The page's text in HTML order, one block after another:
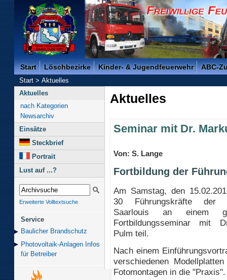
Freiwillige Feuerwehr der Kreisstadt Saarlouis -
Start Löschbezirke Kinder- & Jugendfeuerwehr ABC-
Start>Aktuelles
Aktuelles
nach Kategorien
Newsarchiv
Einsätze
Steckbrief
Portrait
Lust auf ...?
Erweiterte Volltextsuche
Service
Baulicher Brand­schutz
Photovoltaik-Anlagen Infos
für Betreiber
Aktuelles
Seminar mit Dr.
Von: S. Lange
Fortbildung der
Am Samstag, den
30 Führungskräfte der
Saarlouis an einem
Fortbildungsseminar mit
Pulm teil.
Nach einem
verschiedenen
Fotomontagen in die "Praxis".